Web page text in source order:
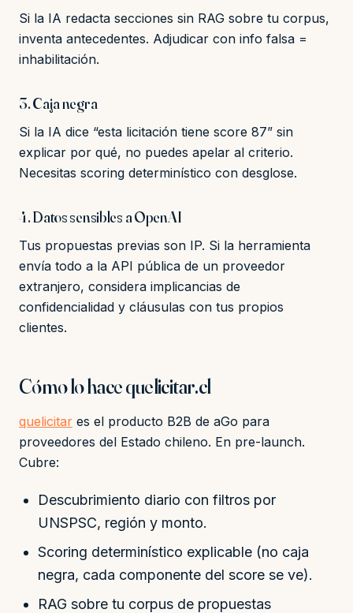
Si la IA redacta secciones sin RAG sobre tu corpus,
inventa antecedentes. Adjudicar con info falsa =
inhabilitación.
3. Caja negra
Si la IA dice “esta licitación tiene score 87” sin
explicar por qué, no puedes apelar al criterio.
Necesitas scoring determinístico con desglose.
4. Datos sensibles a OpenAI
Tus propuestas previas son IP. Si la herramienta
envía todo a la API pública de un proveedor
extranjero, considera implicancias de
confidencialidad y cláusulas con tus propios
clientes.
Cómo lo hace quelicitar.cl
quelicitar es el producto B2B de aGo para
proveedores del Estado chileno. En pre-launch.
Cubre:
Descubrimiento diario con filtros por
UNSPSC, región y monto.
Scoring determinístico explicable (no caja
negra, cada componente del score se ve).
RAG sobre tu corpus de propuestas